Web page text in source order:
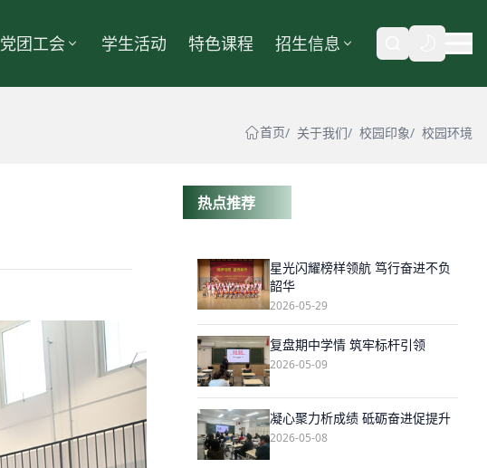
党团工会 学生活动 特色课程 招生信息 自动
首页 关于我们 校园印象 校园环境
热点推荐
星光闪耀榜样领航 笃行奋进不负
韶华
2026-05-29
复盘期中学情 筑牢标杆引领
2026-05-09
凝心聚力析成绩 砥砺奋进促提升
2026-05-08